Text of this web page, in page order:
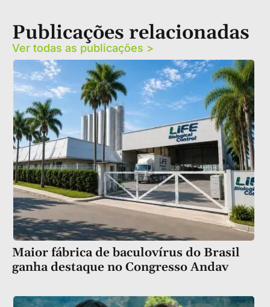
Publicações relacionadas
Ver todas as publicações >
Maior fábrica de baculovírus do Brasil
ganha destaque no Congresso Andav